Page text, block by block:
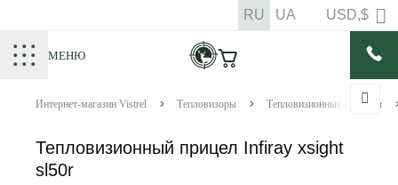
USD,$
RU UA
МЕНЮ
Интернет-магазин Vistrel Тепловизоры Тепловизионные прицелы
Тепловизионный прицел Infiray xsight
sl50r